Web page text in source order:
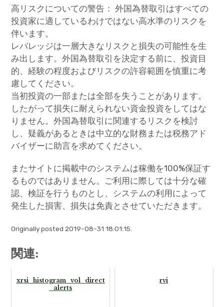
高リスクについての警告： 外国為替取引はすべての
投資家に適しているわけではない高水準のリスクを
伴います。
レバレッジは一層大きなリスクと損失の可能性を生
み出します。外国為替取引を決定する前に、投資目
的、経験の程度およびリスクの許容範囲を慎重に考
慮してください。
当初投資の一部または全部を失うことがあります。
したがって損失に耐えられない資金投資をしてはな
りません。外国為替取引に関連するリスクを検討
し、疑義があるときは中立的な財務または税務アド
バイザーに助言を求めてください。
またサイトに掲載中のシステムは稼働を100%保証す
るものではありません。ご利用に際しては十分な確
認、検証を行うものとし、システムの利用によって
発生した損害、損失は免責とさせていただきます。
Originally posted 2019-08-31 18:01:15.
関連:
xrsi_histogram_vol_direct
_alerts
rvi